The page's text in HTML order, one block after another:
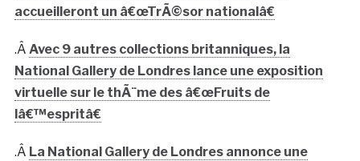
accueilleront un â€œTrÃ©sor nationalâ€
.Â Avec 9 autres collections britanniques, la
National Gallery de Londres lance une exposition
virtuelle sur le thÃ¨me des â€œFruits de
lâ€™espritâ€
.Â La National Gallery de Londres annonce une